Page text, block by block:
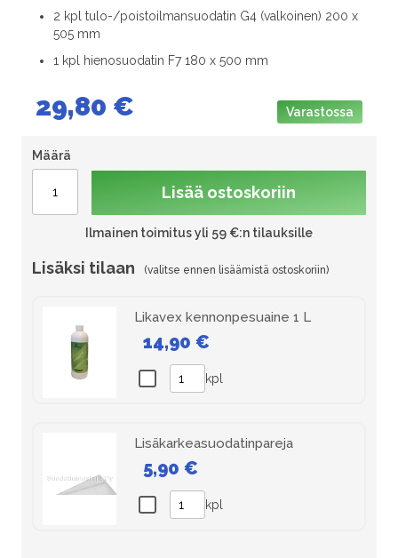
2 kpl tulo-/poistoilmansuodatin G4 (valkoinen) 200 x
505 mm
1 kpl hienosuodatin F7 180 x 500 mm
29,80 € Varastossa
Määrä
Lisää ostoskoriin
Ilmainen toimitus yli 59 €:n tilauksille
Lisäksi tilaan
Likavex kennonpesuaine 1 L
14,90 €
kpl
Lisäkarkeasuodatinpareja
5,90 €
kpl